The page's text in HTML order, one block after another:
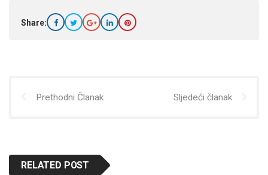
Share:
Prethodni Članak Sljedeći članak
RELATED POST